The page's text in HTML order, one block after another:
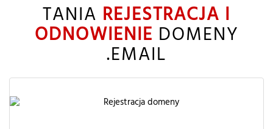
TANIA REJESTRACJA I
ODNOWIENIE DOMENY
.EMAIL